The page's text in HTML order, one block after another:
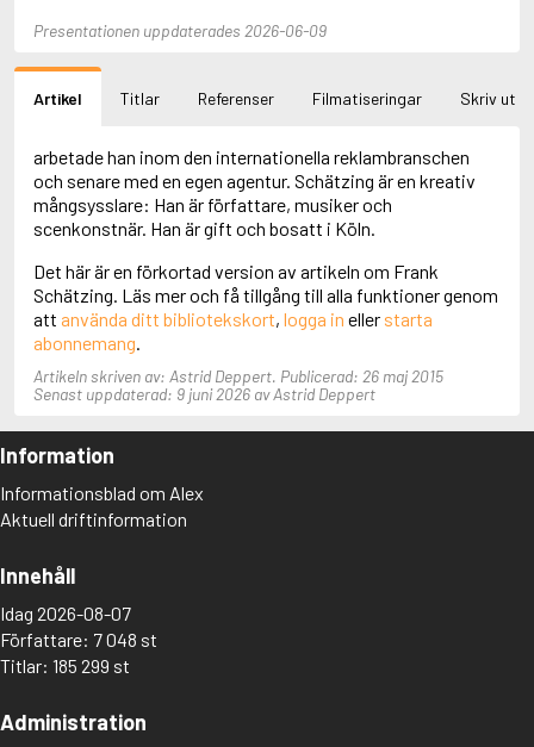
Adiga, Aravind
Adnan, Etel
Adolfsson, Evert
Adolfsson, Gunnar
Adolfsson, Josefine
Adolfsson, Maria
Presentationen uppdaterades 2026-06-09
Artikel Titlar Referenser Filmatiseringar Skriv ut
arbetade han inom den internationella reklambranschen
och senare med en egen agentur. Schätzing är en kreativ
mångsysslare: Han är författare, musiker och
scenkonstnär. Han är gift och bosatt i Köln.
Det här är en förkortad version av artikeln om Frank
Schätzing. Läs mer och få tillgång till alla funktioner genom
att använda ditt bibliotekskort, logga in eller starta
abonnemang
Artikeln skriven av: Astrid Deppert. Publicerad: 26 maj 2015
Senast uppdaterad: 9 juni 2026 av Astrid Deppert
Information
Informationsblad om Alex
Aktuell driftinformation
Innehåll
Idag 2026-08-07
Författare: 7 048 st
Titlar: 185 299 st
Administration